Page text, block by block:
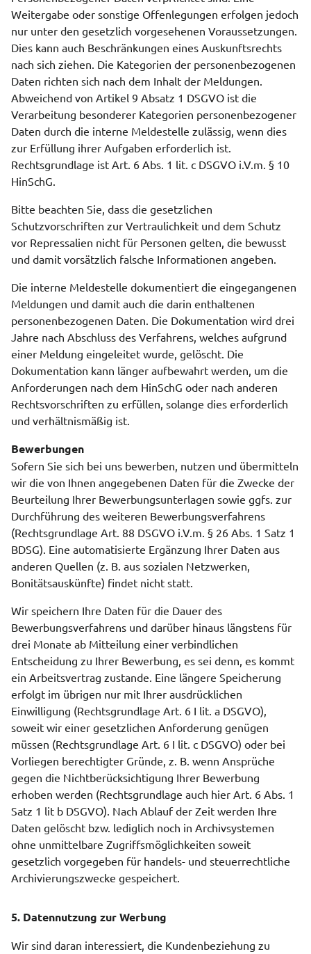
Weitergabe oder sonstige Offenlegungen erfolgen jedoch
nur unter den gesetzlich vorgesehenen Voraussetzungen.
Dies kann auch Beschränkungen eines Auskunftsrechts
nach sich ziehen. Die Kategorien der personenbezogenen
Daten richten sich nach dem Inhalt der Meldungen.
Abweichend von Artikel 9 Absatz 1 DSGVO ist die
Verarbeitung besonderer Kategorien personenbezogener
Daten durch die interne Meldestelle zulässig, wenn dies
zur Erfüllung ihrer Aufgaben erforderlich ist.
Rechtsgrundlage ist Art. 6 Abs. 1 lit. c DSGVO i.V.m. § 10
HinSchG.
Bitte beachten Sie, dass die gesetzlichen
Schutzvorschriften zur Vertraulichkeit und dem Schutz
vor Repressalien nicht für Personen gelten, die bewusst
und damit vorsätzlich falsche Informationen angeben.
Die interne Meldestelle dokumentiert die eingegangenen
Meldungen und damit auch die darin enthaltenen
personenbezogenen Daten. Die Dokumentation wird drei
Jahre nach Abschluss des Verfahrens, welches aufgrund
einer Meldung eingeleitet wurde, gelöscht. Die
Dokumentation kann länger aufbewahrt werden, um die
Anforderungen nach dem HinSchG oder nach anderen
Rechtsvorschriften zu erfüllen, solange dies erforderlich
und verhältnismäßig ist.
Bewerbungen
Sofern Sie sich bei uns bewerben, nutzen und übermitteln
wir die von Ihnen angegebenen Daten für die Zwecke der
Beurteilung Ihrer Bewerbungsunterlagen sowie ggfs. zur
Durchführung des weiteren Bewerbungsverfahrens
(Rechtsgrundlage Art. 88 DSGVO i.V.m. § 26 Abs. 1 Satz 1
BDSG). Eine automatisierte Ergänzung Ihrer Daten aus
anderen Quellen (z. B. aus sozialen Netzwerken,
Bonitätsauskünfte) findet nicht statt.
Wir speichern Ihre Daten für die Dauer des
Bewerbungsverfahrens und darüber hinaus längstens für
drei Monate ab Mitteilung einer verbindlichen
Entscheidung zu Ihrer Bewerbung, es sei denn, es kommt
ein Arbeitsvertrag zustande. Eine längere Speicherung
erfolgt im übrigen nur mit Ihrer ausdrücklichen
Einwilligung (Rechtsgrundlage Art. 6 I lit. a DSGVO),
soweit wir einer gesetzlichen Anforderung genügen
müssen (Rechtsgrundlage Art. 6 I lit. c DSGVO) oder bei
Vorliegen berechtigter Gründe, z. B. wenn Ansprüche
gegen die Nichtberücksichtigung Ihrer Bewerbung
erhoben werden (Rechtsgrundlage auch hier Art. 6 Abs. 1
Satz 1 lit b DSGVO). Nach Ablauf der Zeit werden Ihre
Daten gelöscht bzw. lediglich noch in Archivsystemen
ohne unmittelbare Zugriffsmöglichkeiten soweit
gesetzlich vorgegeben für handels- und steuerrechtliche
Archivierungszwecke gespeichert.
5. Datennutzung zur Werbung
Wir sind daran interessiert, die Kundenbeziehung zu